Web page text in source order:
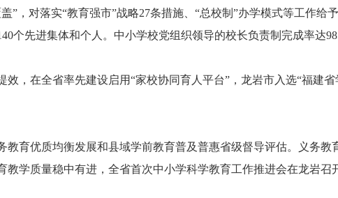
对落实“教育强市”战略27条措施、“总校制”办学模式等工作给
个先进集体和个人。中小学校党组织领导的校长负责制完成率达
在全省率先建设启用“家校协同育人平台”，龙岩市入选“福建省
优质均衡发展和县域学前教育普及普惠省级督导评估。义务教
教学质量稳中有进，全省首次中小学科学教育工作推进会在龙岩召